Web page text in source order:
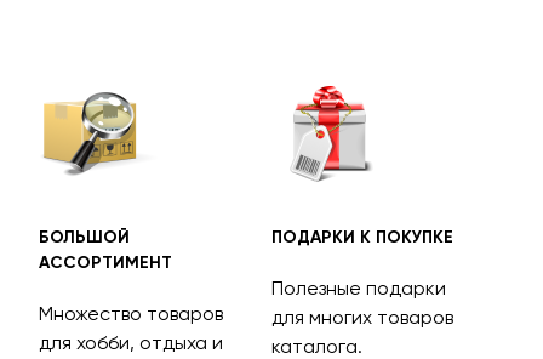
БОЛЬШОЙ
АССОРТИМЕНТ
Множество товаров
для хобби, отдыха и
ПОДАРКИ К ПОКУПКЕ
Полезные подарки
для многих товаров
каталога.